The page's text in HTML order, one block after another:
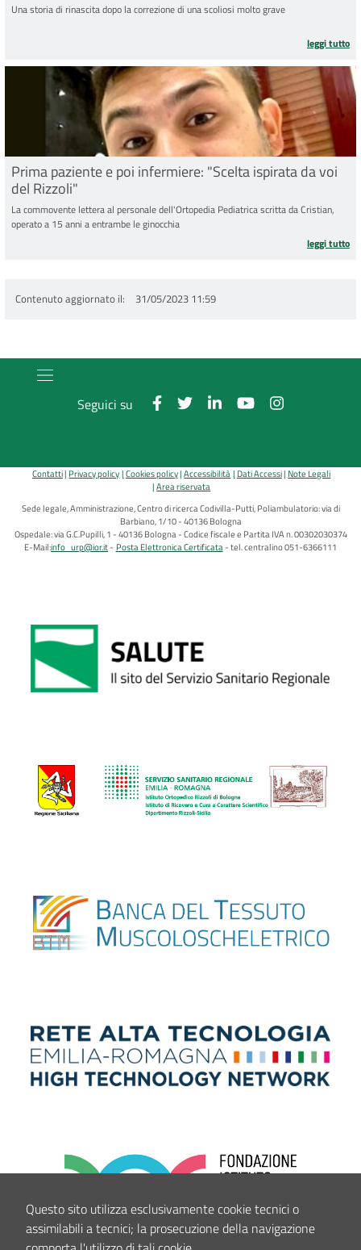
Una storia di rinascita dopo la correzione di una scoliosi molto grave
leggi tutto
Prima paziente e poi infermiere: "Scelta ispirata da voi
del Rizzoli"
La commovente lettera al personale dell'Ortopedia Pediatrica scritta da Cristian,
operato a 15 anni a entrambe le ginocchia
leggi tutto
Contenuto aggiornato il 31/05/2023 11:59
Seguici su
Contatti Privacy policy Cookies policy Accessibilità Dati Accessi Note Legali
Area riservata
Sede legale, Amministrazione, Centro di ricerca Codivilla-Putti, Poliambulatorio: via di
Barbiano, 1/10 - 40136 Bologna
Ospedale: via G.C.Pupilli, 1 - 40136 Bologna - Codice fiscale e Partita IVA n. 00302030374
E-Mail:info_urp@ior.it Posta Elettronica Certificata tel. centralino 051-6366111
Questo sito utilizza esclusivamente cookie tecnici o
assimilabili a tecnici; la prosecuzione della navigazione